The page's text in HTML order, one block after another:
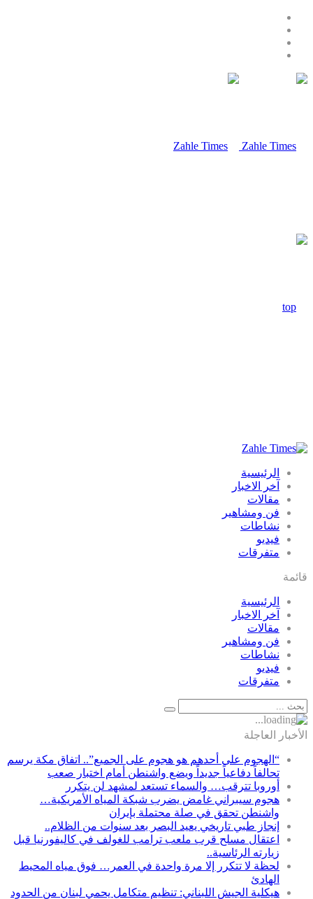
الرئيسية
آخر الاخبار
مقالات
فن ومشاهير
نشاطات
فيديو
متفرقات
قائمة
الرئيسية
آخر الاخبار
مقالات
فن ومشاهير
نشاطات
فيديو
متفرقات
الأخبار العاجلة
“الهجوم على أحدهم هو هجوم على الجميع”.. اتفاق مكة يرسم
تحالفاً دفاعياً جديداً ويضع واشنطن أمام اختبار صعب
أوروبا تترقب… والسماء تستعد لمشهد لن يتكرر
هجوم سيبراني غامض يضرب شبكة المياه الأمريكية…
واشنطن تحقق في صلة محتملة بإيران
إنجاز طبي تاريخي يعيد البصر بعد سنوات من الظلام..
اعتقال مسلح قرب ملعب ترامب للغولف في كاليفورنيا قبل
زيارته الرئاسية..
لحظة لا تتكرر إلا مرة واحدة في العمر… فوق مياه المحيط
الهادئ
هيكلية الجيش اللبناني: تنظيم متكامل يحمي لبنان من الحدود